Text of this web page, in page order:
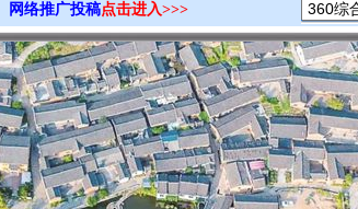
网络推广投稿点击进入>>>